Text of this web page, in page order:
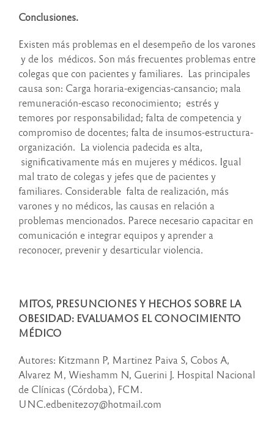
Conclusiones.
Existen más problemas en el desempeño de los varones
y de los médicos. Son más frecuentes problemas entre
colegas que con pacientes y familiares. Las principales
causa son: Carga horaria-exigencias-cansancio; mala
remuneración-escaso reconocimiento; estrés y
temores por responsabilidad; falta de competencia y
compromiso de docentes; falta de insumos-estructura-
organización. La violencia padecida es alta,
significativamente más en mujeres y médicos. Igual
mal trato de colegas y jefes que de pacientes y
familiares. Considerable falta de realización, más
varones y no médicos, las causas en relación a
problemas mencionados. Parece necesario capacitar en
comunicación e integrar equipos y aprender a
reconocer, prevenir y desarticular violencia.
MITOS, PRESUNCIONES Y HECHOS SOBRE LA
OBESIDAD: EVALUAMOS EL CONOCIMIENTO
MÉDICO
Autores: Kitzmann P, Martinez Paiva S, Cobos A,
Alvarez M, Wieshamm N, Guerini J. Hospital Nacional
de Clínicas (Córdoba), FCM.
UNC.edbenitez07@hotmail.com